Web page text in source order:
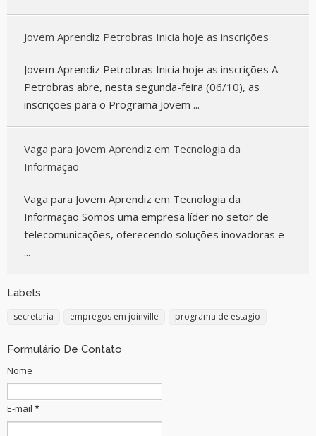
Jovem Aprendiz Petrobras Inicia hoje as inscrições
Jovem Aprendiz Petrobras Inicia hoje as inscrições A
Petrobras abre, nesta segunda-feira (06/10), as
inscrições para o Programa Jovem ...
Vaga para Jovem Aprendiz em Tecnologia da
Informação
Vaga para Jovem Aprendiz em Tecnologia da
Informação Somos uma empresa líder no setor de
telecomunicações, oferecendo soluções inovadoras e
...
Labels
secretaria empregos em joinville programa de estagio
Formulário De Contato
Nome
E-mail *